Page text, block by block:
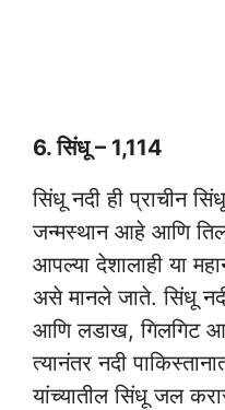
6. सिंधू – 1,114
सिंधू नदी ही प्राचीन
जन्मस्थान आहे आणि
आपल्या देशालाही या
असे मानले जाते. सिंधू
आणि लडाख, गिलगिट
त्यानंतर नदी
यांच्यातील सिंधू जल